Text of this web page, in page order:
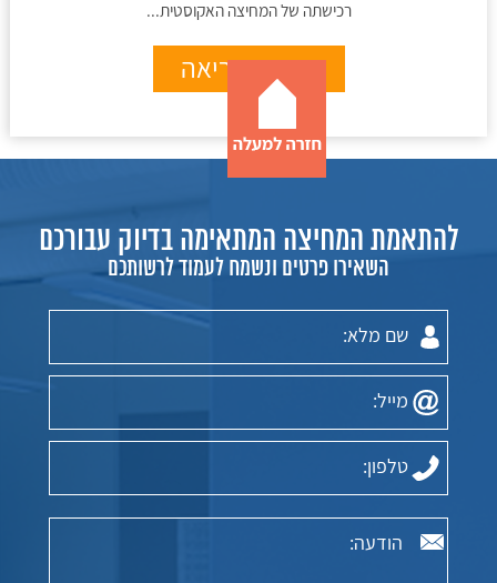
רכישתה של המחיצה האקוסטית...
המשך קריאה
להתאמת המחיצה המתאימה בדיוק עבורכם
השאירו פרטים ונשמח לעמוד לרשותכם